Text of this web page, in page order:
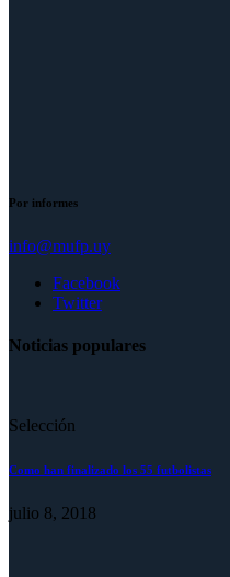
Por informes
info@mufp.uy
Facebook
Twitter
Noticias populares
Selección
Como han finalizado los 55 futbolistas
julio 8, 2018